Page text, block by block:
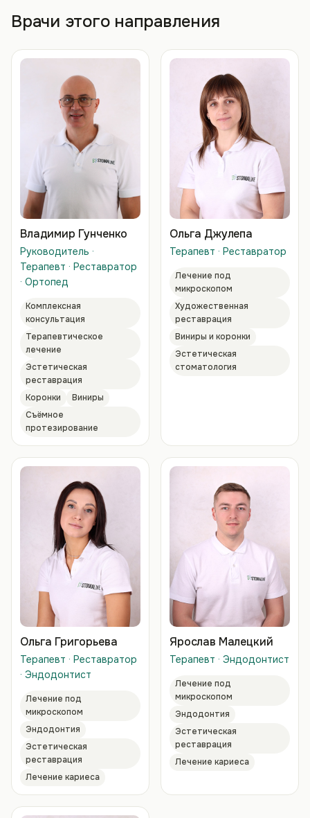
Врачи этого направления
Владимир Гунченко
Руководитель ·
Терапевт · Реставратор
· Ортопед
Комплексная
консультация
Терапевтическое
лечение
Эстетическая
реставрация
Коронки
Виниры
Съёмное
протезирование
Ольга Джулепа
Терапевт · Реставратор
Лечение под
микроскопом
Художественная
реставрация
Виниры и коронки
Эстетическая
стоматология
Ольга Григорьева
Терапевт · Реставратор
· Эндодонтист
Лечение под
микроскопом
Эндодонтия
Эстетическая
реставрация
Лечение кариеса
Ярослав Малецкий
Терапевт · Эндодонтист
Лечение под
микроскопом
Эндодонтия
Эстетическая
реставрация
Лечение кариеса